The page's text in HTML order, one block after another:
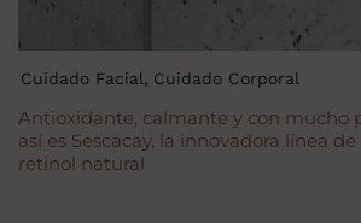
Antioxidante, calmante y con mucho
así es Sescacay, la innovadora línea
retinol natural
Cuidado Facial Cuidado Corporal